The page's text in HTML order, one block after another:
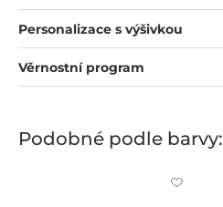
Personalizace s výšivkou
Věrnostní program
Podobné podle barvy:
Kliknutím